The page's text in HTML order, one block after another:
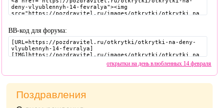
BB-код для форума:
открытки на день влюбленных 14 февраля
Поздравления